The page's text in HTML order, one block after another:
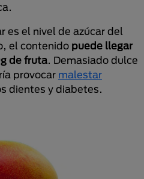
es el nivel de azúcar del
el contenido puede llegar
de fruta. Demasiado dulce
provocar malestar
dientes y diabetes.